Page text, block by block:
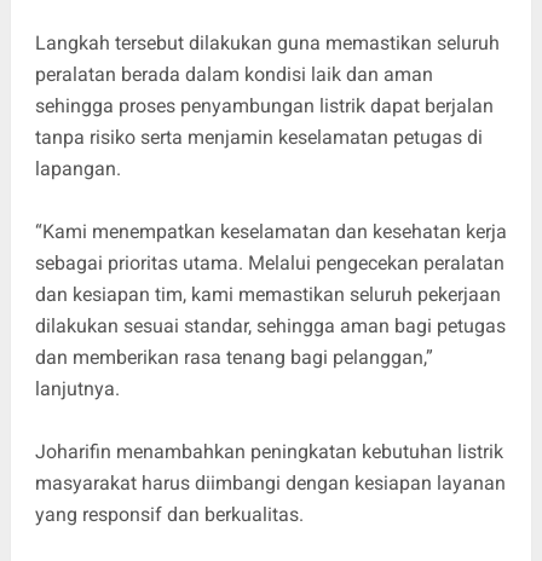
Langkah tersebut dilakukan guna memastikan seluruh
peralatan berada dalam kondisi laik dan aman
sehingga proses penyambungan listrik dapat berjalan
tanpa risiko serta menjamin keselamatan petugas di
lapangan.
“Kami menempatkan keselamatan dan kesehatan kerja
sebagai prioritas utama. Melalui pengecekan peralatan
dan kesiapan tim, kami memastikan seluruh pekerjaan
dilakukan sesuai standar, sehingga aman bagi petugas
dan memberikan rasa tenang bagi pelanggan,”
lanjutnya.
Joharifin menambahkan peningkatan kebutuhan listrik
masyarakat harus diimbangi dengan kesiapan layanan
yang responsif dan berkualitas.